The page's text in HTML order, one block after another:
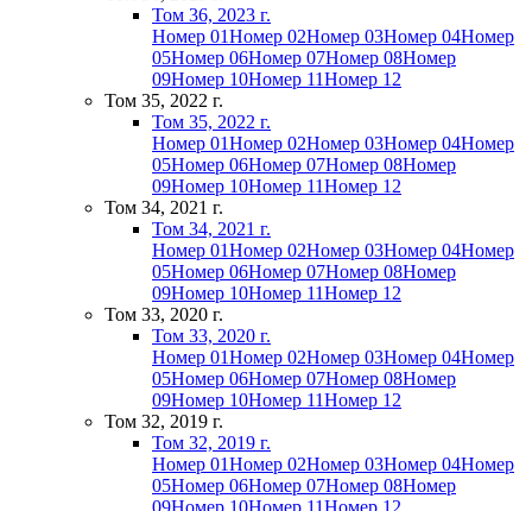
Том 36, 2023 г.
Номер 01Номер 02Номер 03Номер 04Номер
05Номер 06Номер 07Номер 08Номер
09Номер 10Номер 11Номер 12
Том 35, 2022 г.
Том 35, 2022 г.
Номер 01Номер 02Номер 03Номер 04Номер
05Номер 06Номер 07Номер 08Номер
09Номер 10Номер 11Номер 12
Том 34, 2021 г.
Том 34, 2021 г.
Номер 01Номер 02Номер 03Номер 04Номер
05Номер 06Номер 07Номер 08Номер
09Номер 10Номер 11Номер 12
Том 33, 2020 г.
Том 33, 2020 г.
Номер 01Номер 02Номер 03Номер 04Номер
05Номер 06Номер 07Номер 08Номер
09Номер 10Номер 11Номер 12
Том 32, 2019 г.
Том 32, 2019 г.
Номер 01Номер 02Номер 03Номер 04Номер
05Номер 06Номер 07Номер 08Номер
09Номер 10Номер 11Номер 12